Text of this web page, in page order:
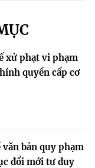
xử phạt vi phạm
quyền cấp cơ
bản quy phạm
đổi mới tư duy